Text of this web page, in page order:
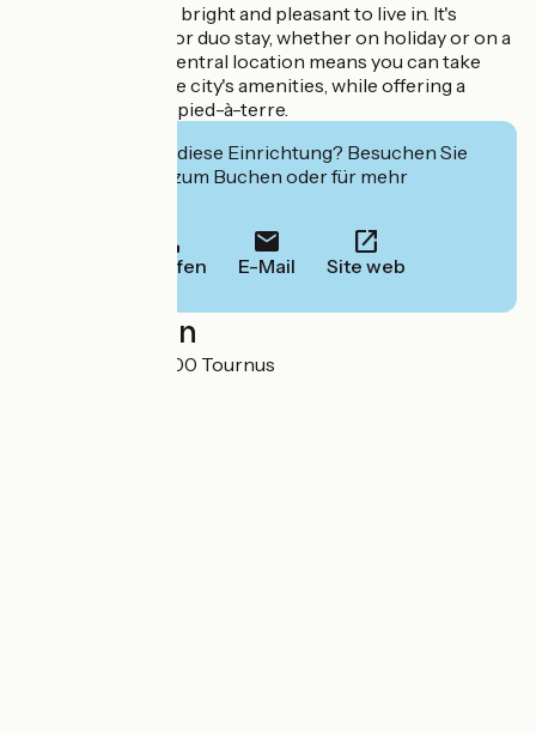
This studio is very bright and pleasant to live in. It's
perfect for a solo or duo stay, whether on holiday or on a
business trip. Its central location means you can take
advantage of all the city's amenities, while offering a
simple, functional pied-à-terre.
Interessiert Sie diese Einrichtung? Besuchen Sie
deren Website zum Buchen oder für mehr
Anrufen E-Mail Site web
Localisation
4 Rue Greuze 71700 Tournus